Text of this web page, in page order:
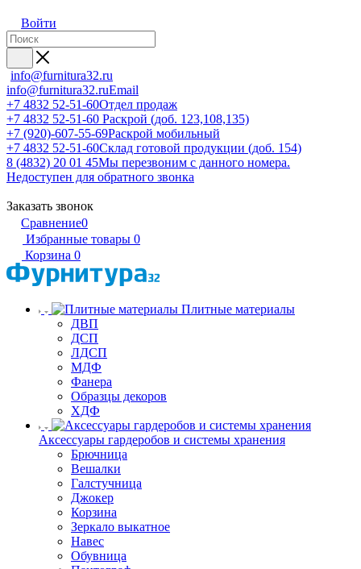
Войти
info@furnitura32.ru
info@furnitura32.ruEmail
+7 4832 52-51-60Отдел продаж
+7 4832 52-51-60 Раскрой (доб. 123,108,135)
+7 (920)-607-55-69Раскрой мобильный
+7 4832 52-51-60Склад готовой продукции (доб. 154)
8 (4832) 20 01 45Мы перезвоним с данного номера.
Недоступен для обратного звонка
Заказать звонок
Сравнение0
Избранные товары 0
Корзина 0
Плитные материалы
ДВП
ДСП
ЛДСП
МДФ
Фанера
Образцы декоров
ХДФ
Аксессуары гардеробов и системы хранения
Брючница
Вешалки
Галстучница
Джокер
Корзина
Зеркало выкатное
Навес
Обувница